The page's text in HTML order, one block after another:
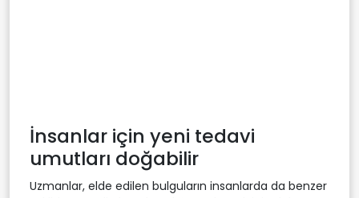
İnsanlar için yeni tedavi
umutları doğabilir
Uzmanlar, elde edilen bulguların insanlarda da benzer